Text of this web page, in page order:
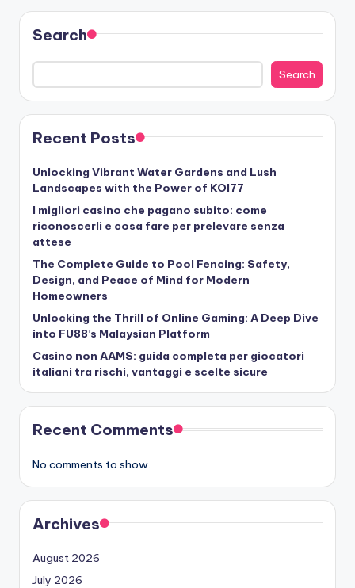
Search
Search
Recent Posts
Unlocking Vibrant Water Gardens and Lush
Landscapes with the Power of KOI77
I migliori casino che pagano subito: come
riconoscerli e cosa fare per prelevare senza
attese
The Complete Guide to Pool Fencing: Safety,
Design, and Peace of Mind for Modern
Homeowners
Unlocking the Thrill of Online Gaming: A Deep Dive
into FU88’s Malaysian Platform
Casino non AAMS: guida completa per giocatori
italiani tra rischi, vantaggi e scelte sicure
Recent Comments
No comments to show.
Archives
August 2026
July 2026